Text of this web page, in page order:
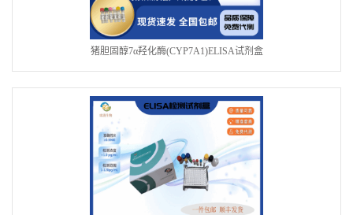
猪胆固醇7α羟化酶(CYP7A1)ELISA试剂盒